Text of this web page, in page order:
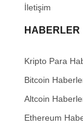
İletişim
HABERLER
Kripto Para
Bitcoin
Altcoin
Ethereum